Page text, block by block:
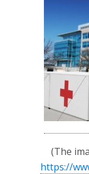
(The
https://